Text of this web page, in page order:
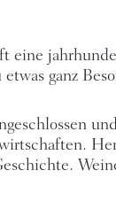
eine
ganz